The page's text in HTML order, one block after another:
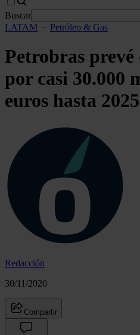
Buscar
LATAM · Petróleo & Gas
Petrobras prevé
por casi 30.000
euros hasta 2025
Redacción
30/11/2020
Compartir